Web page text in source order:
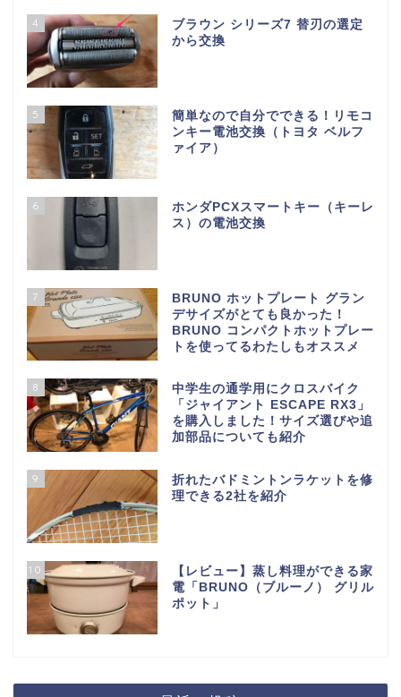
4
ブラウン シリーズ7 替刃の選定
から交換
5
簡単なので自分でできる！リモコ
ンキー電池交換（トヨタ ベルフ
ァイア）
6
ホンダPCXスマートキー（キーレ
ス）の電池交換
7
BRUNO ホットプレート グラン
デサイズがとても良かった！
BRUNO コンパクトホットプレー
トを使ってるわたしもオススメ
8
中学生の通学用にクロスバイク
「ジャイアント ESCAPE RX3」
を購入しました！サイズ選びや追
加部品についても紹介
9
折れたバドミントンラケットを修
理できる2社を紹介
10
【レビュー】蒸し料理ができる家
電「BRUNO（ブルーノ） グリル
ポット」